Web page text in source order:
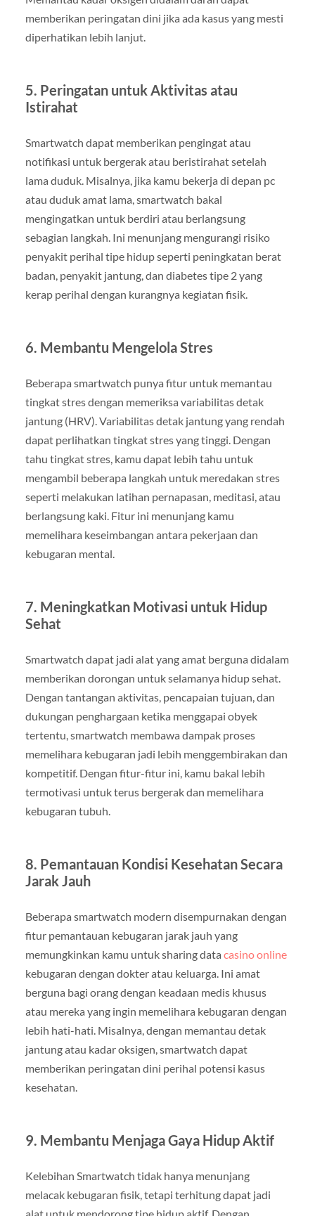
memberikan peringatan dini jika ada kasus yang mesti
diperhatikan lebih lanjut.
5. Peringatan untuk Aktivitas atau
Istirahat
Smartwatch dapat memberikan pengingat atau
notifikasi untuk bergerak atau beristirahat setelah
lama duduk. Misalnya, jika kamu bekerja di depan pc
atau duduk amat lama, smartwatch bakal
mengingatkan untuk berdiri atau berlangsung
sebagian langkah. Ini menunjang mengurangi risiko
penyakit perihal tipe hidup seperti peningkatan berat
badan, penyakit jantung, dan diabetes tipe 2 yang
kerap perihal dengan kurangnya kegiatan fisik.
6. Membantu Mengelola Stres
Beberapa smartwatch punya fitur untuk memantau
tingkat stres dengan memeriksa variabilitas detak
jantung (HRV). Variabilitas detak jantung yang rendah
dapat perlihatkan tingkat stres yang tinggi. Dengan
tahu tingkat stres, kamu dapat lebih tahu untuk
mengambil beberapa langkah untuk meredakan stres
seperti melakukan latihan pernapasan, meditasi, atau
berlangsung kaki. Fitur ini menunjang kamu
memelihara keseimbangan antara pekerjaan dan
kebugaran mental.
7. Meningkatkan Motivasi untuk Hidup
Sehat
Smartwatch dapat jadi alat yang amat berguna didalam
memberikan dorongan untuk selamanya hidup sehat.
Dengan tantangan aktivitas, pencapaian tujuan, dan
dukungan penghargaan ketika menggapai obyek
tertentu, smartwatch membawa dampak proses
memelihara kebugaran jadi lebih menggembirakan dan
kompetitif. Dengan fitur-fitur ini, kamu bakal lebih
termotivasi untuk terus bergerak dan memelihara
kebugaran tubuh.
8. Pemantauan Kondisi Kesehatan Secara
Jarak Jauh
Beberapa smartwatch modern disempurnakan dengan
fitur pemantauan kebugaran jarak jauh yang
memungkinkan kamu untuk sharing data casino online
kebugaran dengan dokter atau keluarga. Ini amat
berguna bagi orang dengan keadaan medis khusus
atau mereka yang ingin memelihara kebugaran dengan
lebih hati-hati. Misalnya, dengan memantau detak
jantung atau kadar oksigen, smartwatch dapat
memberikan peringatan dini perihal potensi kasus
kesehatan.
9. Membantu Menjaga Gaya Hidup Aktif
Kelebihan Smartwatch tidak hanya menunjang
melacak kebugaran fisik, tetapi terhitung dapat jadi